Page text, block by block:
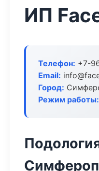
ИП
Телефон: +7-
Email:
Город:
Режим работы: